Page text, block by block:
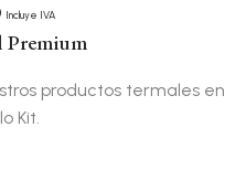
Incluye IVA
Premium
productos termales en
Kit.